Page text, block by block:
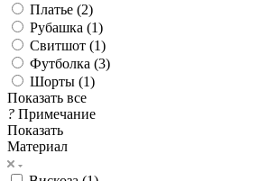
Платье (2)
Рубашка (1)
Свитшот (1)
Футболка (3)
Шорты (1)
Показать все
? Примечание
Показать
Материал